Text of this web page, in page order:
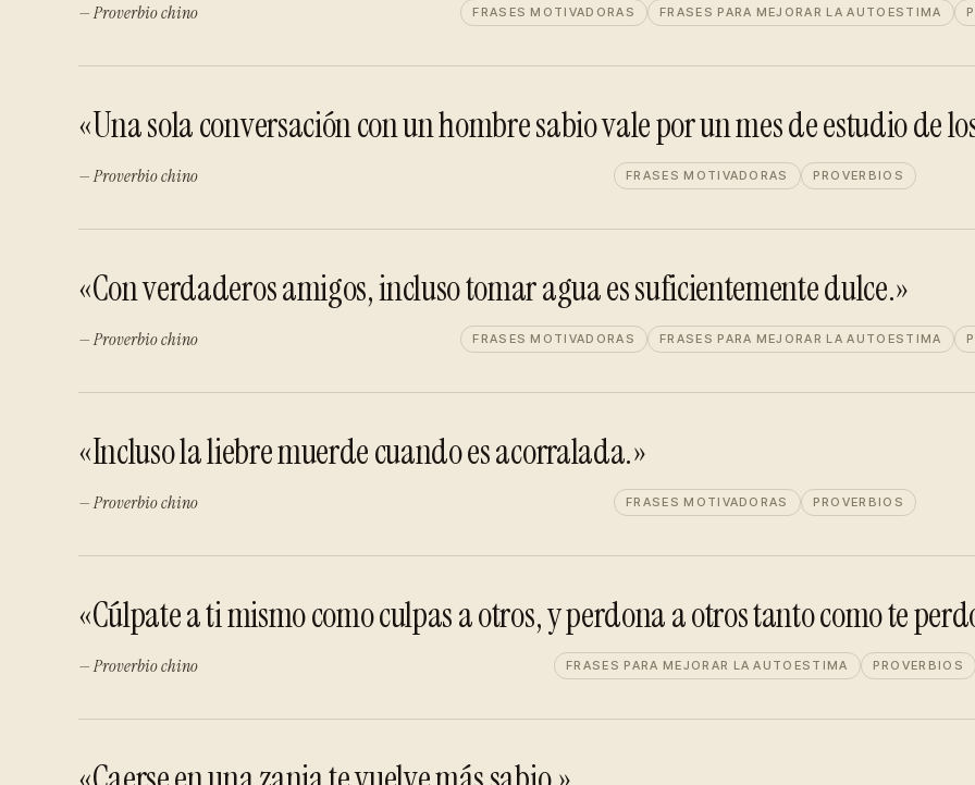
— Proverbio chino FRASES MOTIVADORAS FRASES PARA MEJORAR LA AUTOESTIMA
«Una sola conversación con un hombre sabio vale por un mes de estudio de
— Proverbio chino FRASES MOTIVADORAS PROVERBIOS
«Con verdaderos amigos, incluso tomar agua es suficientemente dulce.»
— Proverbio chino FRASES MOTIVADORAS FRASES PARA MEJORAR LA AUTOESTIMA
«Incluso la liebre muerde cuando es acorralada.»
— Proverbio chino FRASES MOTIVADORAS PROVERBIOS
«Cúlpate a ti mismo como culpas a otros, y perdona a otros tanto como te
— Proverbio chino FRASES PARA MEJORAR LA AUTOESTIMA PROVERBIOS